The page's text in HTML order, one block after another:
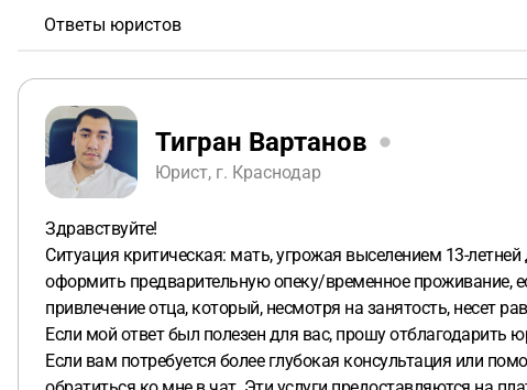
Ответы юристов
Тигран Вартанов
Юрист, г. Краснодар
Здравствуйте!
Ситуация критическая: мать, угрожая выселением 13-
оформить предварительную опеку/временное проживание,
привлечение отца, который, несмотря на занятость, несет
Если мой ответ был полезен для вас, прошу отблагодарить
Если вам потребуется более глубокая консультация или